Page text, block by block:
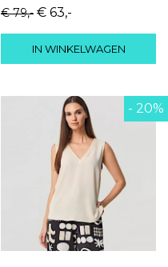
€ 79,- € 63,-
IN WINKELWAGEN
- 20%